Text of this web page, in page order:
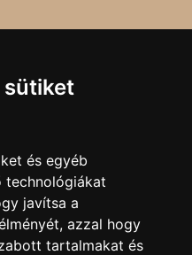
sütiket
és egyéb
technológiákat
javítsa a
azzal hogy
tartalmakat és